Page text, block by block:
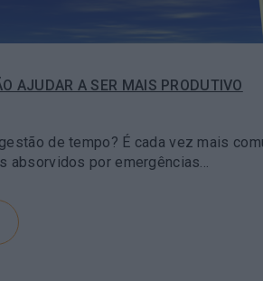
AJUDAR A SER MAIS PRODUTIVO
de tempo? É cada vez mais
absorvidos por emergências…